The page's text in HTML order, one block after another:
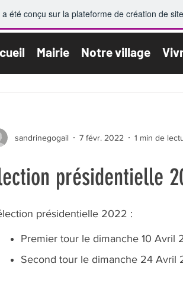
a été conçu sur la plateforme de création de
sandrinegogail 7 févr. 2022 1 min de
présidentielle
présidentielle 2022 :
Premier tour le dimanche 10 Avril
Second tour le dimanche 24 Avril
Mairie Notre village